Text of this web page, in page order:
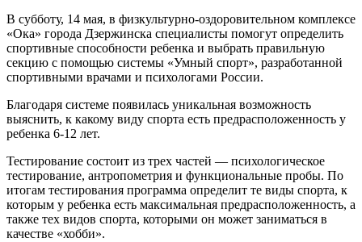
В субботу, 14 мая, в физкультурно-оздоровительном комплексе
«Ока» города Дзержинска специалисты помогут определить
спортивные способности ребенка и выбрать правильную
секцию с помощью системы «Умный спорт», разработанной
спортивными врачами и психологами России.
Благодаря системе появилась уникальная возможность
выяснить, к какому виду спорта есть предрасположенность у
ребенка 6-12 лет.
Тестирование состоит из трех частей — психологическое
тестирование, антропометрия и функциональные пробы. По
итогам тестирования программа определит те виды спорта, к
которым у ребенка есть максимальная предрасположенность, а
также тех видов спорта, которыми он может заниматься в
качестве «хобби».